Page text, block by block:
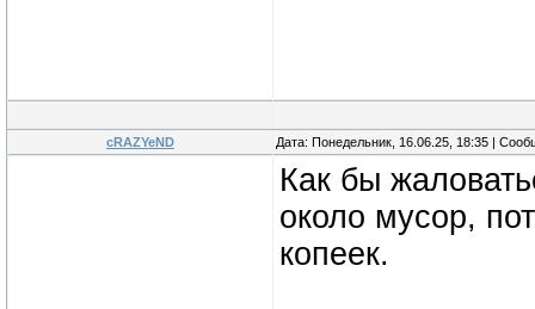
cRAZYeND Дата: Понедельник, 16.06.25, 18:35 |
Как бы
около мусор,
копеек.